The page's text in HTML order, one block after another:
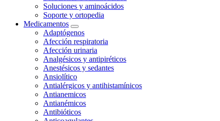
Soluciones y aminoácidos
Soporte y ortopedia
Medicamentos
Adaptógenos
Afección respiratoria
Afección urinaria
Analgésicos y antipiréticos
Anestésicos y sedantes
Ansiolítico
Antialérgicos y antihistamínicos
Antianemicos
Antianémicos
Antibióticos